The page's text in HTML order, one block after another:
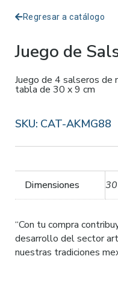
Regresar a catálogo
Juego de
Juego de 4 salseros de
tabla de 30 x 9 cm
SKU: CAT-AKMG88
Dimensiones
“Con tu compra
desarrollo del sector
nuestras tradiciones